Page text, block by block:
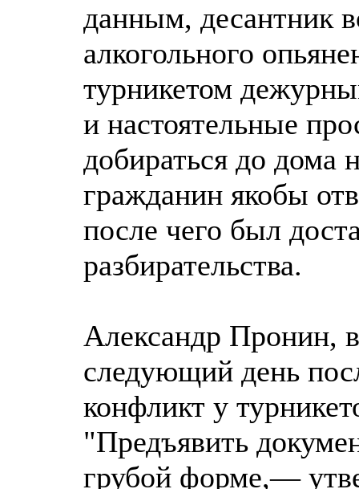
данным, десантник
алкогольного
турникетом
и настоятельные
добираться до дома
гражданин якобы
после чего был
разбирательства.
Александр Пронин,
следующий день
конфликт у
"Предъявить
грубой форме,—